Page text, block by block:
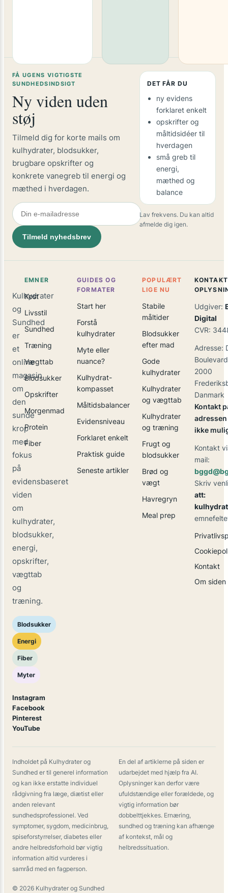
FÅ UGENS VIGTIGSTE
SUNDHEDSINDSIGT
Ny viden uden
støj
Tilmeld dig for korte mails om
kulhydrater, blodsukker,
brugbare opskrifter og
konkrete vanegreb til energi og
mæthed i hverdagen.
Tilmeld nyhedsbrev
DET FÅR DU
ny evidens
forklaret enkelt
opskrifter og
måltidsidéer til
hverdagen
små greb til
energi,
mæthed og
balance
Lav frekvens. Du kan altid
afmelde dig igen.
Kulhydrater
og
Sundhed
er
et
online
magasin
om
den
sunde
krop
med
fokus
på
evidensbaseret
viden
om
kulhydrater,
blodsukker,
energi,
opskrifter,
vægttab
og
træning.
Blodsukker
Energi
Fiber
Myter
Instagram
Facebook
Pinterest
YouTube
EMNER
Kost
Livsstil
Sundhed
Træning
Vægttab
Blodsukker
Opskrifter
Morgenmad
Protein
Fiber
GUIDES OG
FORMATER
Start her
Forstå
kulhydrater
Myte eller
nuance?
Kulhydrat-
kompasset
Måltidsbalancer
Evidensniveau
Forklaret enkelt
Praktisk guide
Seneste artikler
POPULÆRT
LIGE NU
Stabile
måltider
Blodsukker
efter mad
Gode
kulhydrater
Kulhydrater
og vægttab
Kulhydrater
og træning
Frugt og
blodsukker
Brød og
vægt
Havregryn
Meal prep
Udgiver:
Digital
CVR:
Adresse:
2000
Danmark
Kontakt
adressen
ikke
Kontakt
mail:
Skriv
att:
Kontakt
Om siden
Indholdet på Kulhydrater og
Sundhed er til generel information
og kan ikke erstatte individuel
rådgivning fra læge, diætist eller
anden relevant
sundhedsprofessionel. Ved
symptomer, sygdom, medicinbrug,
spiseforstyrrelser, diabetes eller
andre helbredsforhold bør vigtig
information altid vurderes i
samråd med en fagperson.
En del af artiklerne på siden er
udarbejdet med hjælp fra AI.
Oplysninger kan derfor være
ufuldstændige eller forældede, og
vigtig information bør
dobbelttjekkes. Ernæring,
sundhed og træning kan afhænge
af kontekst, mål og
helbredssituation.
© 2026 Kulhydrater og Sundhed